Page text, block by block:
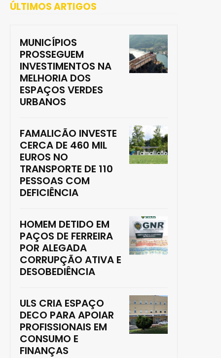
ÚLTIMOS ARTIGOS
MUNICÍPIOS
PROSSEGUEM
INVESTIMENTOS NA
MELHORIA DOS
ESPAÇOS VERDES
URBANOS
FAMALICÃO INVESTE
CERCA DE 460 MIL
EUROS NO
TRANSPORTE DE 110
PESSOAS COM
DEFICIÊNCIA
HOMEM DETIDO EM
PAÇOS DE FERREIRA
POR ALEGADA
CORRUPÇÃO ATIVA E
DESOBEDIÊNCIA
ULS CRIA ESPAÇO
DECO PARA APOIAR
PROFISSIONAIS EM
CONSUMO E
FINANÇAS